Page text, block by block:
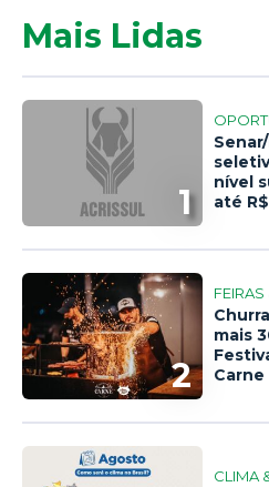
Mais Lidas
1
nível
até
2
mais
CLIMA